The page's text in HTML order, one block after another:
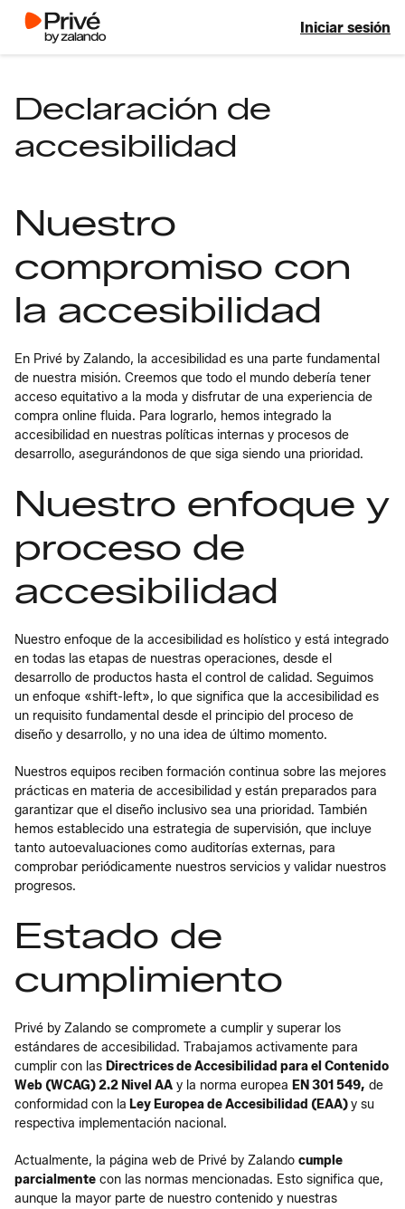
Iniciar sesión
Declaración de
accesibilidad
Nuestro
compromiso con
la accesibilidad
En Privé by Zalando, la accesibilidad es una parte fundamental
de nuestra misión. Creemos que todo el mundo debería tener
acceso equitativo a la moda y disfrutar de una experiencia de
compra online fluida. Para lograrlo, hemos integrado la
accesibilidad en nuestras políticas internas y procesos de
desarrollo, asegurándonos de que siga siendo una prioridad.
Nuestro enfoque y
proceso de
accesibilidad
Nuestro enfoque de la accesibilidad es holístico y está integrado
en todas las etapas de nuestras operaciones, desde el
desarrollo de productos hasta el control de calidad. Seguimos
un enfoque «shift-left», lo que significa que la accesibilidad es
un requisito fundamental desde el principio del proceso de
diseño y desarrollo, y no una idea de último momento.
Nuestros equipos reciben formación continua sobre las mejores
prácticas en materia de accesibilidad y están preparados para
garantizar que el diseño inclusivo sea una prioridad. También
hemos establecido una estrategia de supervisión, que incluye
tanto autoevaluaciones como auditorías externas, para
comprobar periódicamente nuestros servicios y validar nuestros
progresos.
Estado de
cumplimiento
Privé by Zalando se compromete a cumplir y superar los
estándares de accesibilidad. Trabajamos activamente para
cumplir con las Directrices de Accesibilidad para el Contenido
Web (WCAG) 2.2 Nivel AA y la norma europea EN 301 549, de
conformidad con la Ley Europea de Accesibilidad (EAA)y su
respectiva implementación nacional.
Actualmente, la página web de Privé by Zalando cumple
parcialmente con las normas mencionadas. Esto significa que,
aunque la mayor parte de nuestro contenido y nuestras